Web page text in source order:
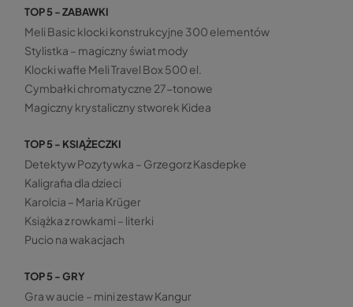
TOP 5 - ZABAWKI
Meli Basic klocki konstrukcyjne 300 elementów
Stylistka – magiczny świat mody
Klocki wafle Meli Travel Box 500 el.
Cymbałki chromatyczne 27-tonowe
Magiczny krystaliczny stworek Kidea
TOP 5 - KSIĄŻECZKI
Detektyw Pozytywka – Grzegorz Kasdepke
Kaligrafia dla dzieci
Karolcia – Maria Krüger
Książka z rowkami – literki
Pucio na wakacjach
TOP 5 - GRY
Gra w aucie – mini zestaw Kangur